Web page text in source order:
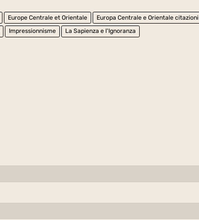
Europe Centrale et Orientale
Europa Centrale e Orientale citazioni
Impressionnisme La Sapienza e l'Ignoranza